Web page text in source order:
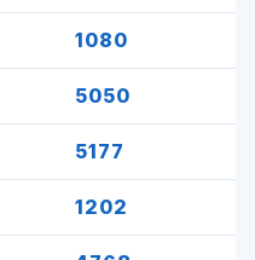
1080
5050
5177
1202